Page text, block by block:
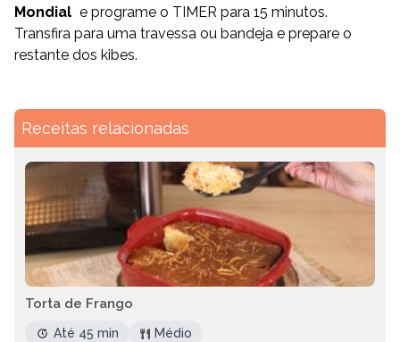
Mondial e programe o TIMER para 15 minutos.
Transfira para uma travessa ou bandeja e prepare o
restante dos kibes.
Receitas relacionadas
Torta de Frango
Até 45 min Médio